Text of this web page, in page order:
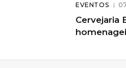
EVENTOS
Cervejaria